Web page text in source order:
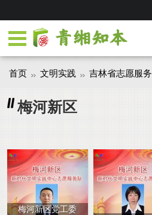
首页 文明实践 吉林省志愿服务
梅河新区
梅河新区党工委